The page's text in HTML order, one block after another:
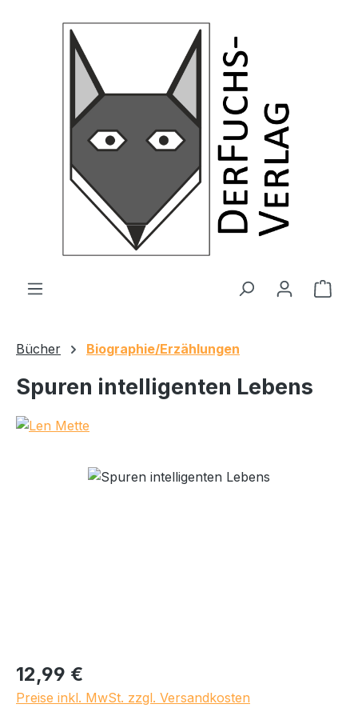
Zum Hauptinhalt springen
Bücher Biographie/Erzählungen
Spuren intelligenten Lebens
Bildergalerie überspringen
Regulärer Preis:
12,99 €
Preise inkl. MwSt. zzgl. Versandkosten